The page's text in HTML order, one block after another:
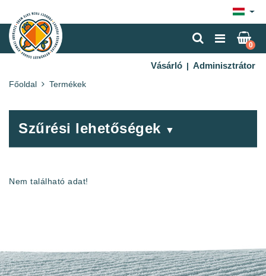
×
0
Vásárló | Adminisztrátor
Főoldal Termékek
Szűrési lehetőségek ▼
Nem található adat!